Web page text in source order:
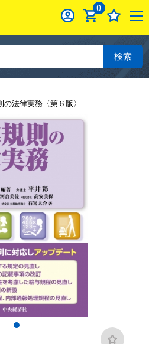
0
検索
法律実務〈第６版〉